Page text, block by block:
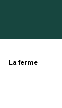
La ferme